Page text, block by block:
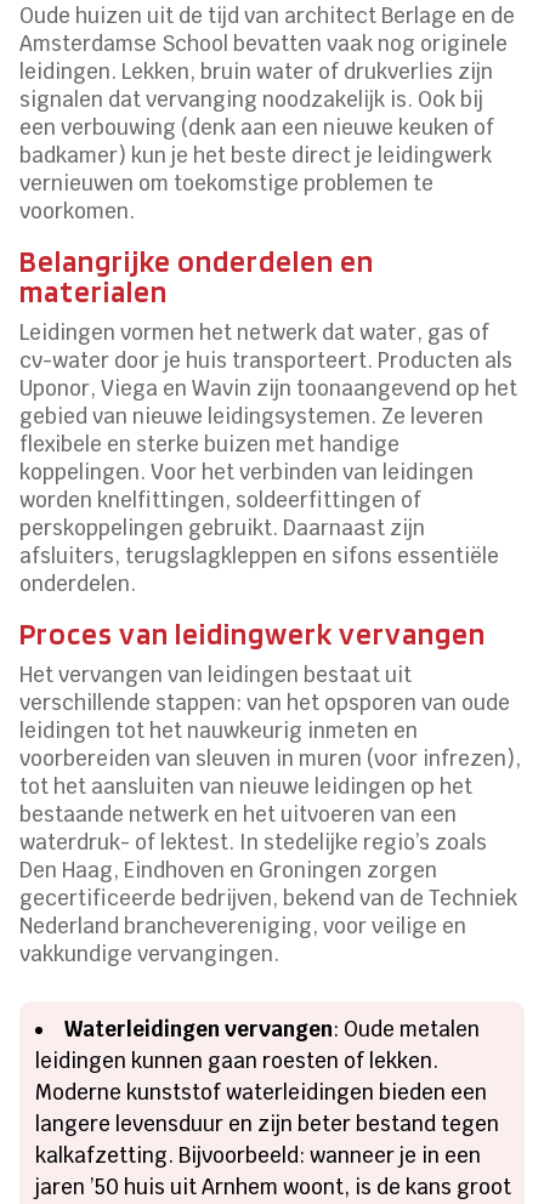
Oude huizen uit de tijd van architect Berlage en de
Amsterdamse School bevatten vaak nog originele
leidingen. Lekken, bruin water of drukverlies zijn
signalen dat vervanging noodzakelijk is. Ook bij
een verbouwing (denk aan een nieuwe keuken of
badkamer) kun je het beste direct je leidingwerk
vernieuwen om toekomstige problemen te
voorkomen.
Belangrijke onderdelen en
materialen
Leidingen vormen het netwerk dat water, gas of
cv-water door je huis transporteert. Producten als
Uponor, Viega en Wavin zijn toonaangevend op het
gebied van nieuwe leidingsystemen. Ze leveren
flexibele en sterke buizen met handige
koppelingen. Voor het verbinden van leidingen
worden knelfittingen, soldeerfittingen of
perskoppelingen gebruikt. Daarnaast zijn
afsluiters, terugslagkleppen en sifons essentiële
onderdelen.
Proces van leidingwerk vervangen
Het vervangen van leidingen bestaat uit
verschillende stappen: van het opsporen van oude
leidingen tot het nauwkeurig inmeten en
voorbereiden van sleuven in muren (voor infrezen),
tot het aansluiten van nieuwe leidingen op het
bestaande netwerk en het uitvoeren van een
waterdruk- of lektest. In stedelijke regio’s zoals
Den Haag, Eindhoven en Groningen zorgen
gecertificeerde bedrijven, bekend van de Techniek
Nederland branchevereniging, voor veilige en
vakkundige vervangingen.
Waterleidingen vervangen: Oude metalen
leidingen kunnen gaan roesten of lekken.
Moderne kunststof waterleidingen bieden een
langere levensduur en zijn beter bestand tegen
kalkafzetting. Bijvoorbeeld: wanneer je in een
jaren ’50 huis uit Arnhem woont, is de kans groot